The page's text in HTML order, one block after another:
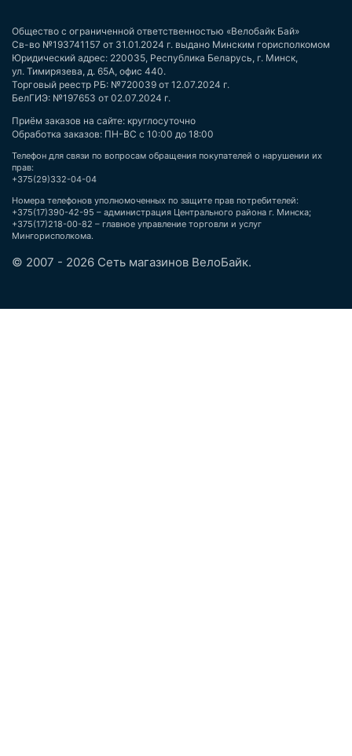
Общество с ограниченной ответственностью «Велобайк Бай»
Св-во №193741157 от 31.01.2024 г. выдано Минским горисполкомом
Юридический адрес: 220035, Республика Беларусь, г. Минск,
ул. Тимирязева, д. 65А, офис 440.
Торговый реестр РБ: №720039 от 12.07.2024 г.
БелГИЭ: №197653 от 02.07.2024 г.
Приём заказов на сайте: круглосуточно
Обработка заказов: ПН-ВС с 10:00 до 18:00
Телефон для связи по вопросам обращения покупателей о нарушении их
прав:
+375(29)332-04-04
Номера телефонов уполномоченных по защите прав потребителей:
+375(17)390-42-95 – администрация Центрального района г. Минска;
+375(17)218-00-82 – главное управление торговли и услуг
Мингорисполкома.
© 2007 - 2026 Сеть магазинов ВелоБайк.